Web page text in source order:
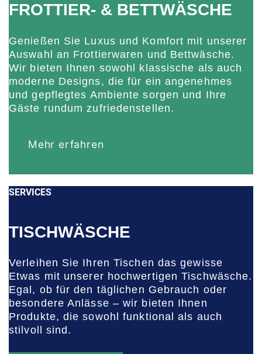
FROTTIER- & BETTWÄSCHE
Genießen Sie Luxus und Komfort mit unserer
Auswahl an Frottierwaren und Bettwäsche.
Wir bieten Ihnen sowohl klassische als auch
moderne Designs, die für ein angenehmes
und gepflegtes Ambiente sorgen und Ihre
Gäste rundum zufriedenstellen.
Mehr erfahren
SERVICES
TISCHWÄSCHE
Verleihen Sie Ihren Tischen das gewisse
Etwas mit unserer hochwertigen Tischwäsche.
Egal, ob für den täglichen Gebrauch oder
besondere Anlässe – wir bieten Ihnen
Produkte, die sowohl funktional als auch
stilvoll sind.